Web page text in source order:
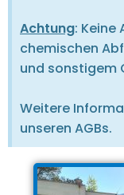
Achtung: Keine
chemischen
und sonstigem
Weitere
unseren AGBs.